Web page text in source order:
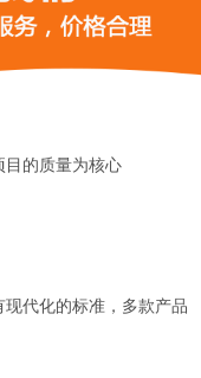
目的质量为核心
代化的标准，多款产品